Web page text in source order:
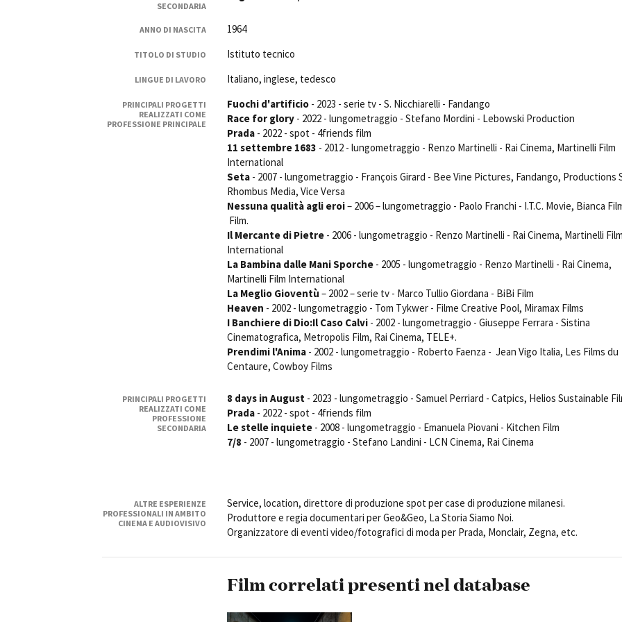
Rete regionale
Bilancio sociale
Amministrazione trasparente
Sostenibilità ambientale
SERVIZI
Servizi generali
Location scouting
Spazi nella sede FCTP
Sala Casting
Sala Paolo Tenna
FILM FUNDS
Piemonte Film Tv Fund
Piemonte Film Tv Development Fund
Piemonte Doc Film Fund
Short Film Fund
BOOK DATABASE
Anteprime in Piemonte
TFI Torino Film Industry - Production
Days
Avenue Cove - Erasmus +
La Grazia - Immagini e location della
Torino di Paolo Sorrentino
Open Day
Ciak in TOur!
Premio
Location
Stage -
Amministrazione trasparente Bandi e gare Contatti
SECONDARIA
ANNO DI NASCITA 1964
TITOLO DI STUDIO Istituto tecnico
LINGUE DI LAVORO Italiano, inglese, tedesco
PRINCIPALI PROGETTI
REALIZZATI COME
PROFESSIONE PRINCIPALE
Fuochi d'artificio- 2023 - serie tv - S. Nicchiarelli - Fandango
Race for glory- 2022 - lungometraggio - Stefano Mordini - Lebowski Production
Prada- 2022 - spot - 4friends film
11 settembre 1683 - 2012 - lungometraggio - Renzo Martinelli - Rai Cinema, Martinelli Film
International
Seta- 2007 - lungometraggio - François Girard - Bee Vine Pictures, Fandango, Productions
Rhombus Media, Vice Versa
Nessuna qualità agli eroi– 2006 – lungometraggio - Paolo Franchi - I.T.C. Movie, Bianca
Film.
Il Mercante di Pietre- 2006 - lungometraggio - Renzo Martinelli - Rai Cinema, Martinelli Film
International
La Bambina dalle Mani Sporche- 2005 - lungometraggio - Renzo Martinelli - Rai Cinema,
Martinelli Film International
La Meglio Gioventù – 2002 – serie tv - Marco Tullio Giordana - BiBi Film
Heaven - 2002 - lungometraggio - Tom Tykwer - Filme Creative Pool, Miramax Films
I Banchiere di Dio:Il Caso Calvi- 2002 - lungometraggio - Giuseppe Ferrara - Sistina
Cinematografica, Metropolis Film, Rai Cinema, TELE+.
Prendimi l'Anima- 2002 - lungometraggio - Roberto Faenza - Jean Vigo Italia, Les Films du
Centaure, Cowboy Films
PRINCIPALI PROGETTI
REALIZZATI COME
PROFESSIONE
SECONDARIA
8 days in August- 2023 - lungometraggio - Samuel Perriard - Catpics, Helios Sustainable
Prada- 2022 - spot - 4friends film
Le stelle inquiete- 2008 - lungometraggio - Emanuela Piovani - Kitchen Film
7/8 - 2007 - lungometraggio - Stefano Landini - LCN Cinema, Rai Cinema
ALTRE ESPERIENZE
PROFESSIONALI IN AMBITO
CINEMA E AUDIOVISIVO
Service, location, direttore di produzione spot per case di produzione milanesi.
Produttore e regia documentari per Geo&Geo, La Storia Siamo Noi.
Organizzatore di eventi video/fotografici di moda per Prada, Monclair, Zegna, etc.
Film correlati presenti nel database